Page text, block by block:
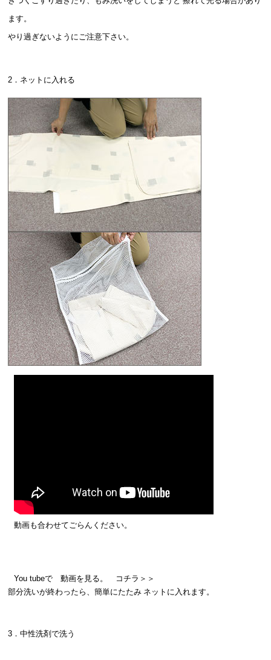
ます。
やり過ぎないようにご注意下さい。
2．ネットに入れる
動画も合わせてごらんください。
You tubeで 動画を見る。
コチラ＞＞
部分洗いが終わったら、簡単にたたみ ネットに入れます。
3．中性洗剤で洗う